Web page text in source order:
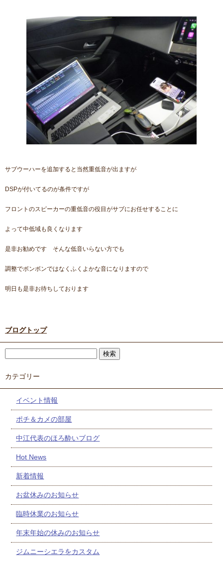
サブウーハーを追加すると当然重低音が出ますが
DSPが付いてるのが条件ですが
フロントのスピーカーの重低音の役目がサブにお任せすることに
よって中低域も良くなります
是非お勧めです そんな低音いらない方でも
調整でボンボンではなくふくよかな音になりますので
明日も是非お待ちしております
ブログトップ
カテゴリー
イベント情報
ポチ＆カメの部屋
中江代表のほろ酔いブログ
Hot News
新着情報
お盆休みのお知らせ
臨時休業のお知らせ
年末年始の休みのお知らせ
ジムニーシエラをカスタム